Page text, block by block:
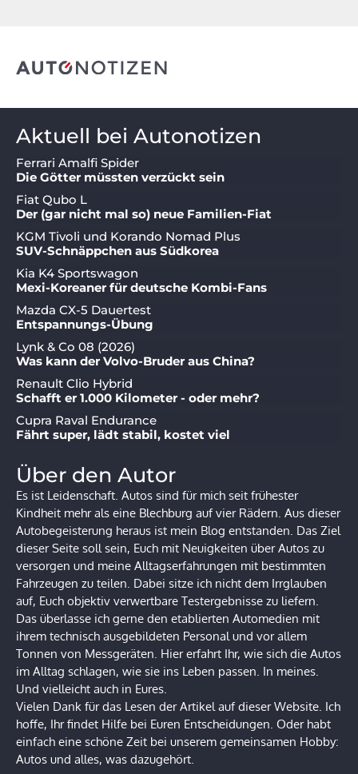
Aktuell bei Autonotizen
Ferrari Amalfi Spider
Die Götter müssten verzückt sein
Fiat Qubo L
Der (gar nicht mal so) neue Familien-Fiat
KGM Tivoli und Korando Nomad Plus
SUV-Schnäppchen aus Südkorea
Kia K4 Sportswagon
Mexi-Koreaner für deutsche Kombi-Fans
Mazda CX-5 Dauertest
Entspannungs-Übung
Lynk & Co 08 (2026)
Was kann der Volvo-Bruder aus China?
Renault Clio Hybrid
Schafft er 1.000 Kilometer - oder mehr?
Cupra Raval Endurance
Fährt super, lädt stabil, kostet viel
Über den Autor
Es ist Leidenschaft. Autos sind für mich seit frühester
Kindheit mehr als eine Blechburg auf vier Rädern. Aus dieser
Autobegeisterung heraus ist mein Blog entstanden. Das Ziel
dieser Seite soll sein, Euch mit Neuigkeiten über Autos zu
versorgen und meine Alltagserfahrungen mit bestimmten
Fahrzeugen zu teilen. Dabei sitze ich nicht dem Irrglauben
auf, Euch objektiv verwertbare Testergebnisse zu liefern.
Das überlasse ich gerne den etablierten Automedien mit
ihrem technisch ausgebildeten Personal und vor allem
Tonnen von Messgeräten. Hier erfahrt Ihr, wie sich die Autos
im Alltag schlagen, wie sie ins Leben passen. In meines.
Und vielleicht auch in Eures.
Vielen Dank für das Lesen der Artikel auf dieser Website. Ich
hoffe, Ihr findet Hilfe bei Euren Entscheidungen. Oder habt
einfach eine schöne Zeit bei unserem gemeinsamen Hobby:
Autos und alles, was dazugehört.